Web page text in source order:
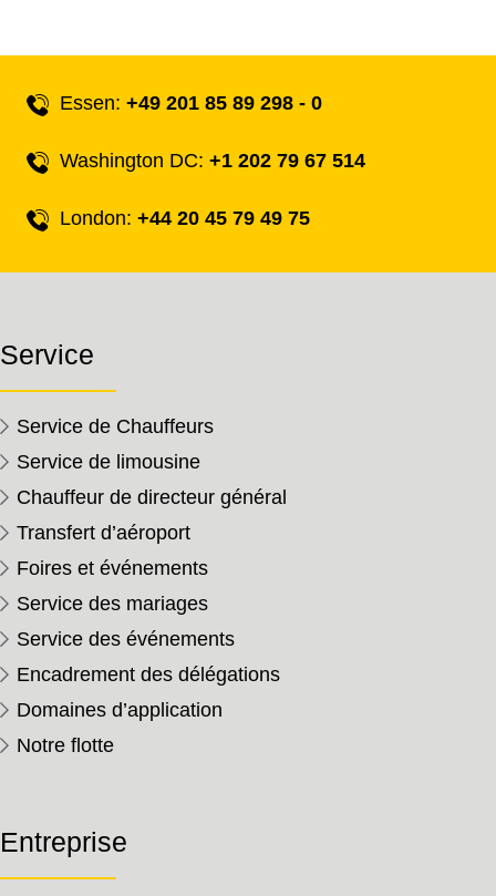
Essen:+49 201 85 89 298 - 0
Washington DC:+1 202 79 67 514
London:+44 20 45 79 49 75
Service
Service de Chauffeurs
Service de limousine
Chauffeur de directeur général
Transfert d’aéroport
Foires et événements
Service des mariages
Service des événements
Encadrement des délégations
Domaines d’application
Notre flotte
Entreprise